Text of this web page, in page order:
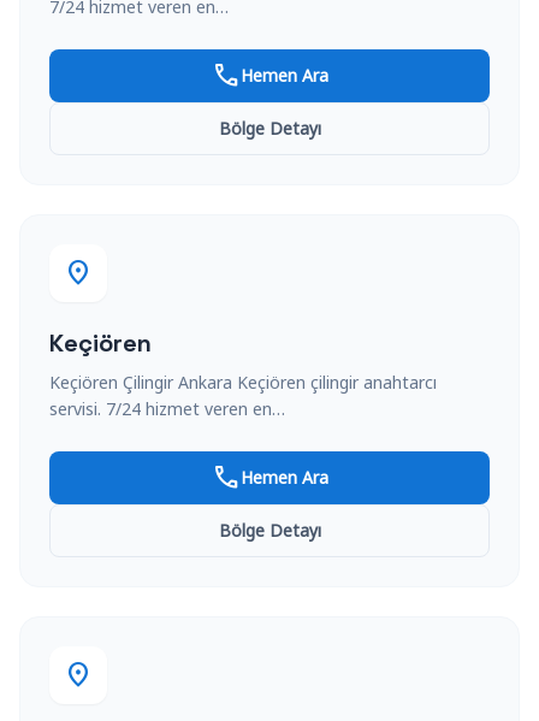
7/24 hizmet veren en…
callHemen Ara
Bölge Detayı
location_on
Keçiören
Keçiören Çilingir Ankara Keçiören çilingir anahtarcı
servisi. 7/24 hizmet veren en…
callHemen Ara
Bölge Detayı
location_on